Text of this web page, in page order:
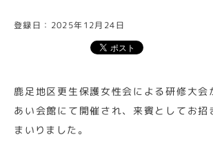
登録日：2025年12月24日
鹿足地区更生保護女性会による研修大会
あい会館にて開催され、来賓としてお招
まいりました。